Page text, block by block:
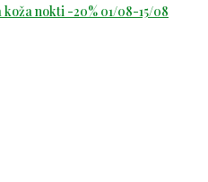
nokti -20% 01/08-15/08